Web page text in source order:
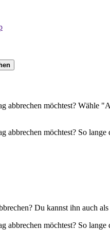
abbrechen möchtest? Wähle
abbrechen möchtest? So
Du kannst ihn auch
abbrechen möchtest? So